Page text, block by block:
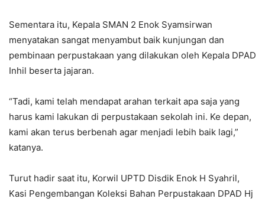
Sementara itu, Kepala SMAN 2 Enok Syamsirwan
menyatakan sangat menyambut baik kunjungan dan
pembinaan perpustakaan yang dilakukan oleh Kepala DPAD
Inhil beserta jajaran.
“Tadi, kami telah mendapat arahan terkait apa saja yang
harus kami lakukan di perpustakaan sekolah ini. Ke depan,
kami akan terus berbenah agar menjadi lebih baik lagi,”
katanya.
Turut hadir saat itu, Korwil UPTD Disdik Enok H Syahril,
Kasi Pengembangan Koleksi Bahan Perpustakaan DPAD Hj